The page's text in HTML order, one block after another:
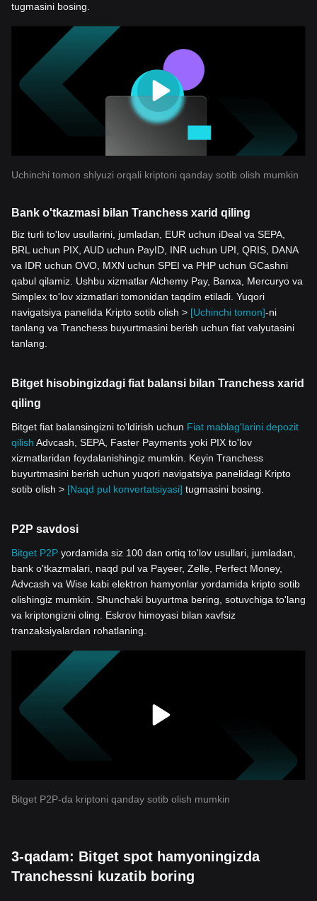
tugmasini bosing.
Uchinchi tomon shlyuzi orqali kriptoni qanday sotib olish mumkin
Bank o'tkazmasi bilan Tranchess xarid qiling
Biz turli to'lov usullarini, jumladan, EUR uchun iDeal va SEPA,
BRL uchun PIX, AUD uchun PayID, INR uchun UPI, QRIS, DANA
va IDR uchun OVO, MXN uchun SPEI va PHP uchun GCashni
qabul qilamiz. Ushbu xizmatlar Alchemy Pay, Banxa, Mercuryo va
Simplex to'lov xizmatlari tomonidan taqdim etiladi. Yuqori
navigatsiya panelida Kripto sotib olish > [Uchinchi tomon]-ni
tanlang va Tranchess buyurtmasini berish uchun fiat valyutasini
tanlang.
Bitget hisobingizdagi fiat balansi bilan Tranchess xarid
qiling
Bitget fiat balansingizni to'ldirish uchun Fiat mablag'larini depozit
qilish Advcash, SEPA, Faster Payments yoki PIX to'lov
xizmatlaridan foydalanishingiz mumkin. Keyin Tranchess
buyurtmasini berish uchun yuqori navigatsiya panelidagi Kripto
sotib olish > [Naqd pul konvertatsiyasi] tugmasini bosing.
P2P savdosi
Bitget P2P yordamida siz 100 dan ortiq to'lov usullari, jumladan,
bank o'tkazmalari, naqd pul va Payeer, Zelle, Perfect Money,
Advcash va Wise kabi elektron hamyonlar yordamida kripto sotib
olishingiz mumkin. Shunchaki buyurtma bering, sotuvchiga to'lang
va kriptongizni oling. Eskrov himoyasi bilan xavfsiz
tranzaksiyalardan rohatlaning.
Bitget P2P-da kriptoni qanday sotib olish mumkin
3-qadam: Bitget spot hamyoningizda
Tranchessni kuzatib boring